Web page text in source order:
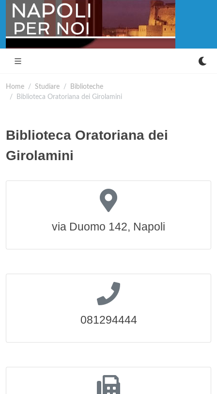
Home Studiare
Biblioteche
Biblioteca Oratoriana dei Girolamini
Biblioteca Oratoriana dei
Girolamini
via Duomo 142, Napoli
081294444